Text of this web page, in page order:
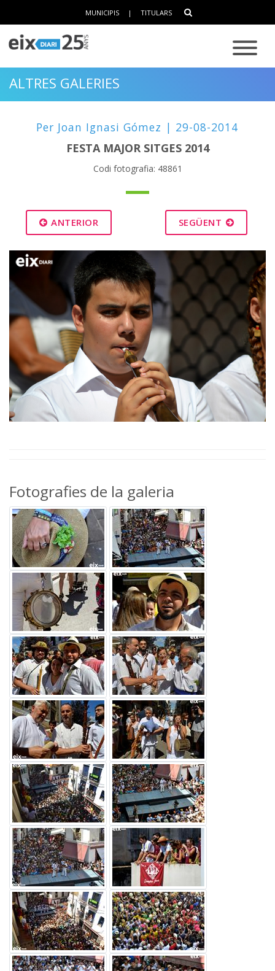
MUNICIPIS | TITULARS
ALTRES GALERIES
Per Joan Ignasi Gómez | 29-08-2014
FESTA MAJOR SITGES 2014
Codi fotografia: 48861
ANTERIOR SEGÜENT
Fotografies de la galeria